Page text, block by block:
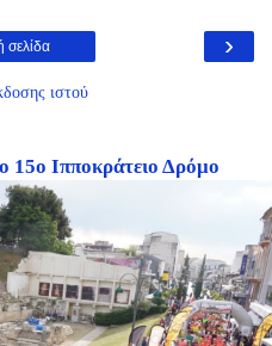
›
σελίδα
ιστού
15ο Ιπποκράτειο Δρόμο